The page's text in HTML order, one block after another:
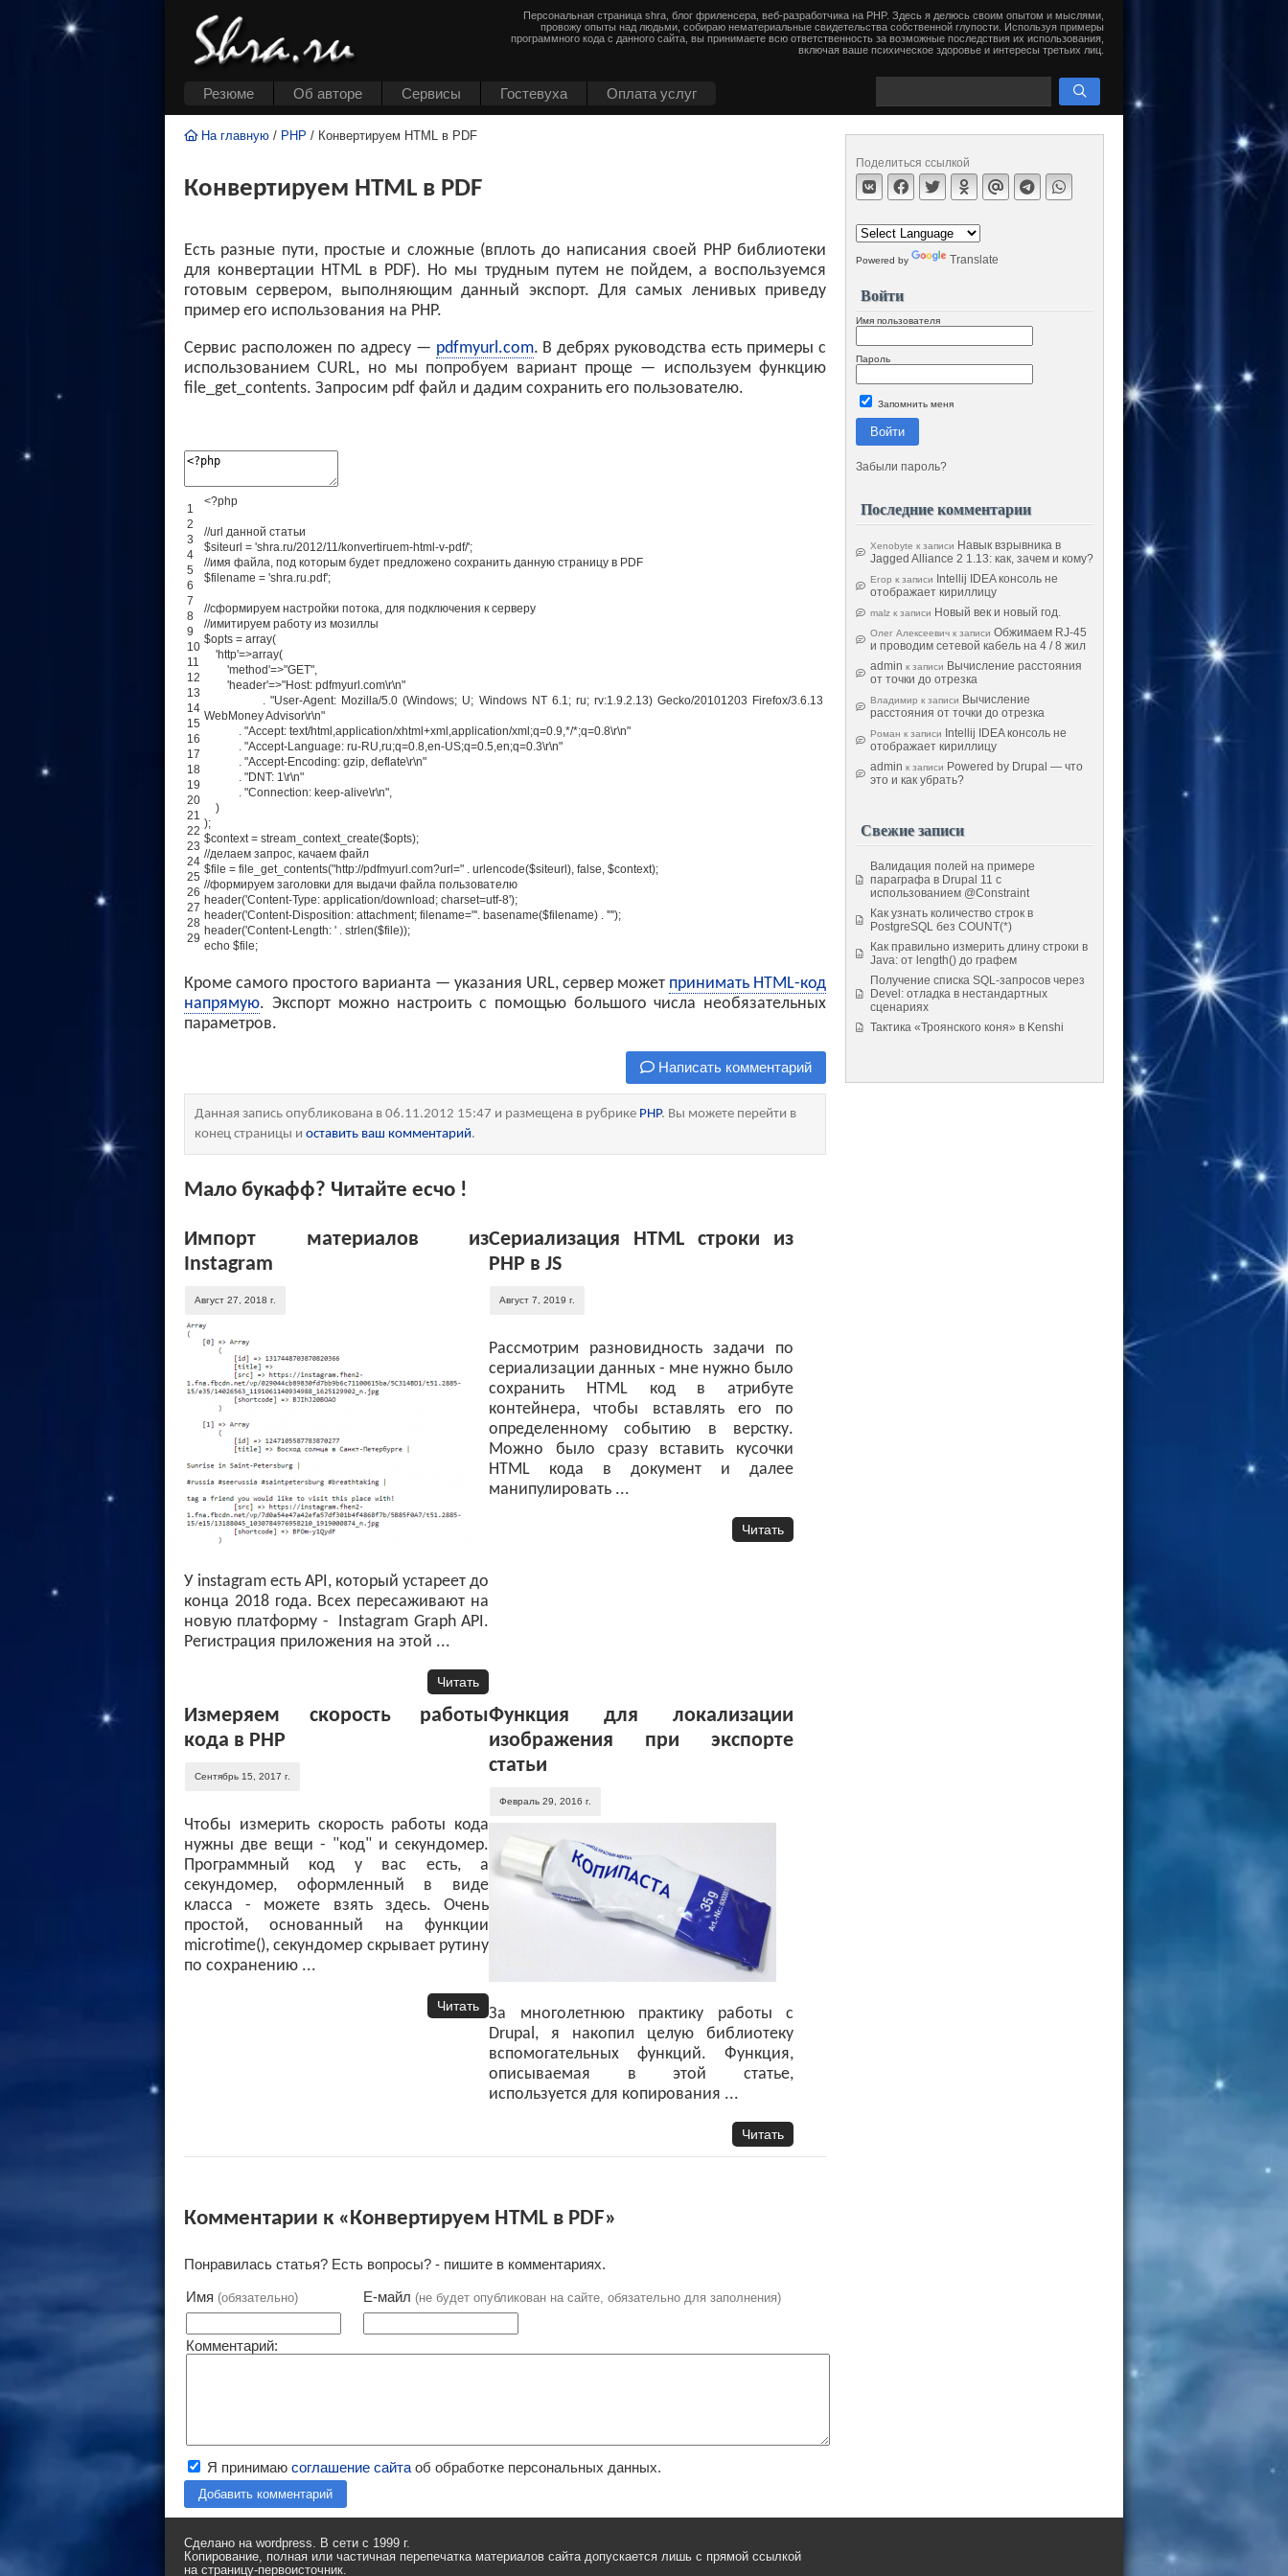
Резюме Об авторе Cервисы Гостевуха Оплата услуг
Персональная страница shra, блог фриленсера, веб-разработчика на PHP. Здесь я делюсь своим опытом и мыслями,
провожу опыты над людьми, собираю нематериальные свидетельства собственной глупости. Используя примеры
программного кода с данного сайта, вы принимаете всю ответственность за возможные последствия их использования,
включая ваше психическое здоровье и интересы третьих лиц.
На главную / PHP / Конвертируем HTML в PDF
Конвертируем HTML в PDF
Есть разные пути, простые и сложные (вплоть до написания своей PHP библиотеки
для конвертации HTML в PDF). Но мы трудным путем не пойдем, а воспользуемся
готовым сервером, выполняющим данный экспорт. Для самых ленивых приведу
пример его использования на PHP.
Сервис расположен по адресу — pdfmyurl.com. В дебрях руководства есть примеры с
использованием CURL, но мы попробуем вариант проще — используем функцию
file_get_contents. Запросим pdf файл и дадим сохранить его пользователю.
1
2
3
4
5
6
7
8
9
10
11
12
13
14
15
16
17
18
19
20
21
22
23
24
25
26
27
28
29
<?php
//url данной статьи
$siteurl = 'shra.ru/2012/11/konvertiruem-html-v-pdf/';
//имя файла, под которым будет предложено сохранить данную страницу в PDF
$filename = 'shra.ru.pdf';
//сформируем настройки потока, для подключения к серверу
//имитируем работу из мозиллы
$opts = array(
'http'=>array(
'method'=>"GET",
'header'=>"Host: pdfmyurl.com\r\n"
. "User-Agent: Mozilla/5.0 (Windows; U; Windows NT 6.1; ru; rv:1.9.2.13) Gecko/20101203 Firefox/3.6.13
WebMoney Advisor\r\n"
. "Accept: text/html,application/xhtml+xml,application/xml;q=0.9,*/*;q=0.8\r\n"
. "Accept-Language: ru-RU,ru;q=0.8,en-US;q=0.5,en;q=0.3\r\n"
. "Accept-Encoding: gzip, deflate\r\n"
. "DNT: 1\r\n"
. "Connection: keep-alive\r\n",
)
);
$context = stream_context_create($opts);
//делаем запрос, качаем файл
$file = file_get_contents("http://pdfmyurl.com?url=" . urlencode($siteurl ), false, $context);
//формируем заголовки для выдачи файла пользователю
header('Content-Type: application/download; charset=utf-8');
header('Content-Disposition: attachment; filename="'. basename($filename) . '"');
header('Content-Length: ' . strlen($file));
echo $file;
Кроме самого простого варианта — указания URL, сервер может принимать HTML-код
напрямую. Экспорт можно настроить с помощью большого числа необязательных
параметров.
Написать комментарий
Данная запись опубликована в 06.11.2012 15:47 и размещена в рубрике PHP. Вы можете перейти в
конец страницы и оставить ваш комментарий.
Мало букафф? Читайте есчо !
Импорт материалов из
Instagram
Август 27, 2018 г.
У instagram есть API, который устареет до
конца 2018 года. Всех пересаживают на
новую платформу - Instagram Graph API.
Регистрация приложения на этой ...
Читать
Сериализация HTML строки из
PHP в JS
Август 7, 2019 г.
Рассмотрим разновидность задачи по
сериализации данных - мне нужно было
сохранить HTML код в атрибуте
контейнера, чтобы вставлять его по
определенному событию в верстку.
Можно было сразу вставить кусочки
HTML кода в документ и далее
манипулировать ...
Читать
Измеряем скорость работы
кода в PHP
Сентябрь 15, 2017 г.
Чтобы измерить скорость работы кода
нужны две вещи - "код" и секундомер.
Программный код у вас есть, а
секундомер, оформленный в виде
класса - можете взять здесь. Очень
простой, основанный на функции
microtime(), секундомер скрывает рутину
по сохранению ...
Читать
Функция для локализации
изображения при экспорте
статьи
Февраль 29, 2016 г.
За многолетнюю практику работы с
Drupal, я накопил целую библиотеку
вспомогательных функций. Функция,
описываемая в этой статье,
используется для копирования ...
Читать
Комментарии к «Конвертируем HTML в PDF»
Понравилась статья? Есть вопросы? - пишите в комментариях.
Имя (обязательно) Е-майл (не будет опубликован на сайте, обязательно для заполнения)
Комментарий:
Я принимаю соглашение сайта об обработке персональных данных.
Добавить комментарий
Поделиться ссылкой
Powered by Translate
Войти
Имя пользователя
Пароль
Запомнить меня
Войти
Забыли пароль?
Последние комментарии
Xenobyte к записи Навык взрывника в
Jagged Alliance 2 1.13: как, зачем и кому?
Егор к записи
Intellij IDEA консоль не
отображает кириллицу
malz к записи Новый век и новый год.
Олег Алексеевич к записи Обжимаем RJ-45
и проводим сетевой кабель на 4 / 8 жил
admin к записи Вычисление расстояния
от точки до отрезка
Владимир к записи Вычисление
расстояния от точки до отрезка
Роман к записи
Intellij IDEA консоль не
отображает кириллицу
admin к записи Powered by Drupal — что
это и как убрать?
Свежие записи
Валидация полей на примере
параграфа в Drupal 11 с
использованием @Constraint
Как узнать количество строк в
PostgreSQL без COUNT(*)
Как правильно измерить длину строки в
Java: от length() до графем
Получение списка SQL-запросов через
Devel: отладка в нестандартных
сценариях
Тактика «Троянского коня» в Kenshi
Сделано на wordpress. В сети с 1999 г.
Копирование, полная или частичная перепечатка материалов сайта допускается лишь с прямой ссылкой
на страницу-первоисточник.